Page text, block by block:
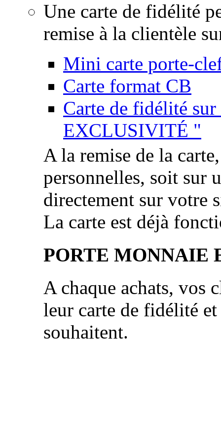
Une carte de fidélité
remise à la clientèle
Mini carte porte-
Carte format CB
Carte de fidélité
EXCLUSIVITÉ "
A la remise de la
personnelles, soit sur
directement sur votre
La carte est déjà
PORTE MONNAIE
A chaque achats, vos
leur carte de fidélité
souhaitent.